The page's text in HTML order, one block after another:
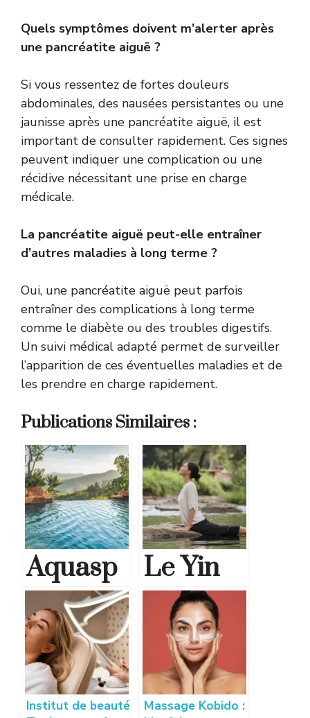
Quels symptômes doivent m’alerter après
une pancréatite aiguë ?
Si vous ressentez de fortes douleurs
abdominales, des nausées persistantes ou une
jaunisse après une pancréatite aiguë, il est
important de consulter rapidement. Ces signes
peuvent indiquer une complication ou une
récidive nécessitant une prise en charge
médicale.
La pancréatite aiguë peut-elle entraîner
d’autres maladies à long terme ?
Oui, une pancréatite aiguë peut parfois
entraîner des complications à long terme
comme le diabète ou des troubles digestifs.
Un suivi médical adapté permet de surveiller
l’apparition de ces éventuelles maladies et de
les prendre en charge rapidement.
Publications Similaires :
Aquasp
ot
Carvin :
Une
piscine
Le Yin
Yoga :
une
pratique
idéale
Institut de beauté
Massage Kobido :